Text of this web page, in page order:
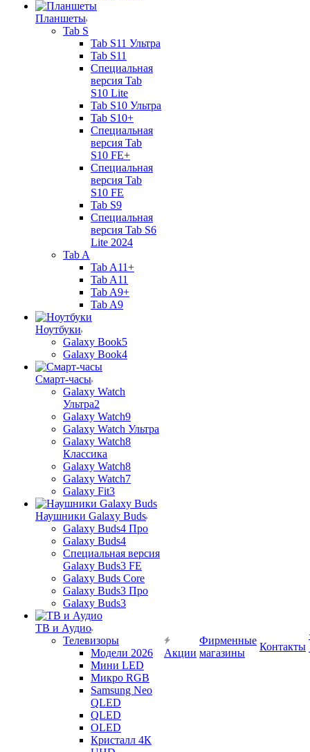
Планшеты
Tab S
Tab S11 Ультра
Tab S11
Специальная
версия Tab
S10 Lite
Tab S10 Ультра
Tab S10+
Специальная
версия Tab
S10 FE+
Специальная
версия Tab
S10 FE
Tab S9
Специальная
версия Tab S6
Lite 2024
Tab A
Tab A11+
Tab A11
Tab A9+
Tab A9
Ноутбуки
Galaxy Book5
Galaxy Book4
Смарт-часы
Galaxy Watch
Ультра2
Galaxy Watch9
Galaxy Watch Ультра
Galaxy Watch8
Классика
Galaxy Watch8
Galaxy Watch7
Galaxy Fit3
Наушники Galaxy Buds
Galaxy Buds4 Про
Galaxy Buds4
Специальная версия
Galaxy Buds3 FE
Galaxy Buds Core
Galaxy Buds3 Про
Galaxy Buds3
ТВ и Аудио
Телевизоры
Модели 2026
Мини LED
Микро RGB
Samsung Neo
QLED
QLED
OLED
Кристалл 4К
Акции
Фирменные
магазины
Контакты